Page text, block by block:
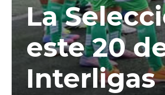
La
este 20
Interligas